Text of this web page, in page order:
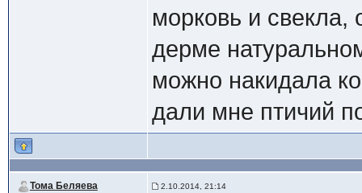
морковь и свекла,
дерме
можно накидала
дали мне птичий
Тома Беляева 2.10.2014, 21:14